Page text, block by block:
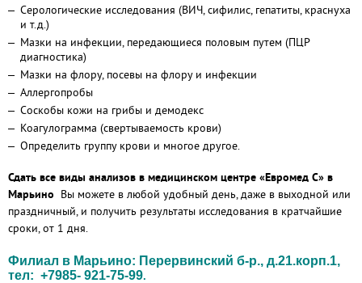
Серологические исследования (ВИЧ, сифилис, гепатиты, краснуха
и т.д.)
Мазки на инфекции, передающиеся половым путем (ПЦР
диагностика)
Мазки на флору, посевы на флору и инфекции
Аллергопробы
Соскобы кожи на грибы и демодекс
Коагулограмма (свертываемость крови)
Определить группу крови и многое другое.
Сдать все виды анализов в медицинском центре «Евромед С» в
Марьино Вы можете в любой удобный день, даже в выходной или
праздничный, и получить результаты исследования в кратчайшие
сроки, от 1 дня.
Филиал в Марьино: Перервинский б-р., д.21.корп.1,
тел: +7985- 921-75-99.